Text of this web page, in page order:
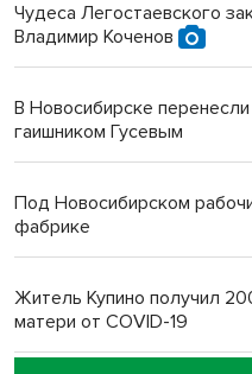
Чудеса Легостаевского
Владимир Коченов
В Новосибирске
гаишником Гусевым
Под Новосибирском
фабрике
Житель Купино получил
матери от COVID-19